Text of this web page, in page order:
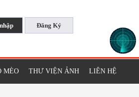
MÈO THƯ VIỆN ẢNH LIÊN HỆ